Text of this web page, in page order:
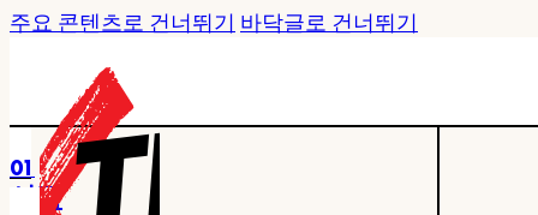
주요 콘텐츠로 건너뛰기 바닥글로 건너뛰기
01
시작